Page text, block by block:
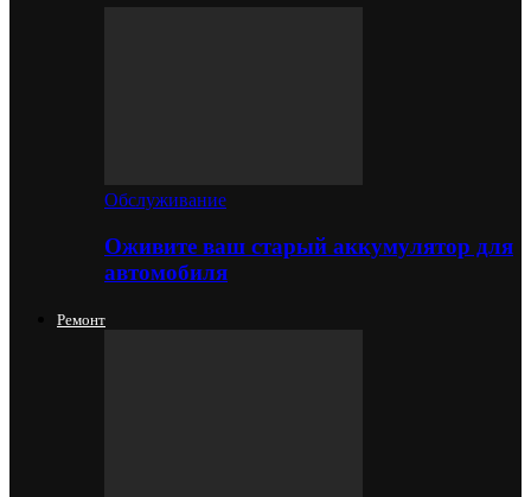
Обслуживание
Оживите ваш старый аккумулятор для
автомобиля
Ремонт